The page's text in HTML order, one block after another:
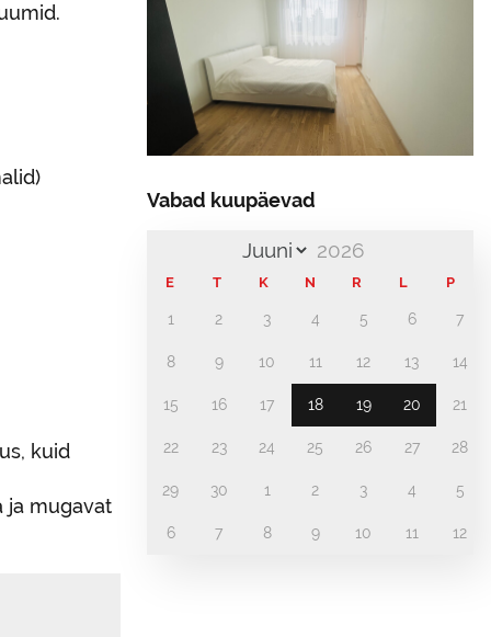
kuid
ja mugavat
Vabad kuupäevad
E T K N R L P
1 2 3 4 5 6 7
8 9 10 11 12 13 14
15 16 17 18 19 20 21
22 23 24 25 26 27 28
29 30 1 2 3 4 5
6 7 8 9 10 11 12